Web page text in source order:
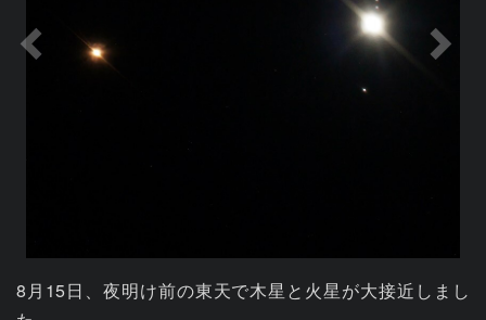
8月15日、夜明け前の東天で木星と火星が大接近しまし